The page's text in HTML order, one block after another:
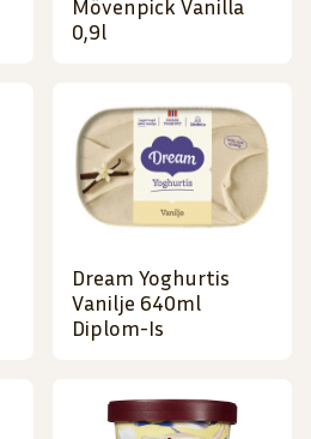
Mövenpick Vanilla
0,9l
Dream Yoghurtis
Vanilje 640ml
Diplom-Is